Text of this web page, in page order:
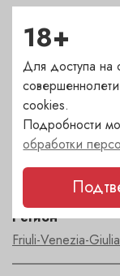
сухое
Страна
Италия
Сорт
мальвазия,
фриулано
Регион
Friuli-Venezia-Giulia
18+
Для доступа на
cookies.
Подробности
обработки